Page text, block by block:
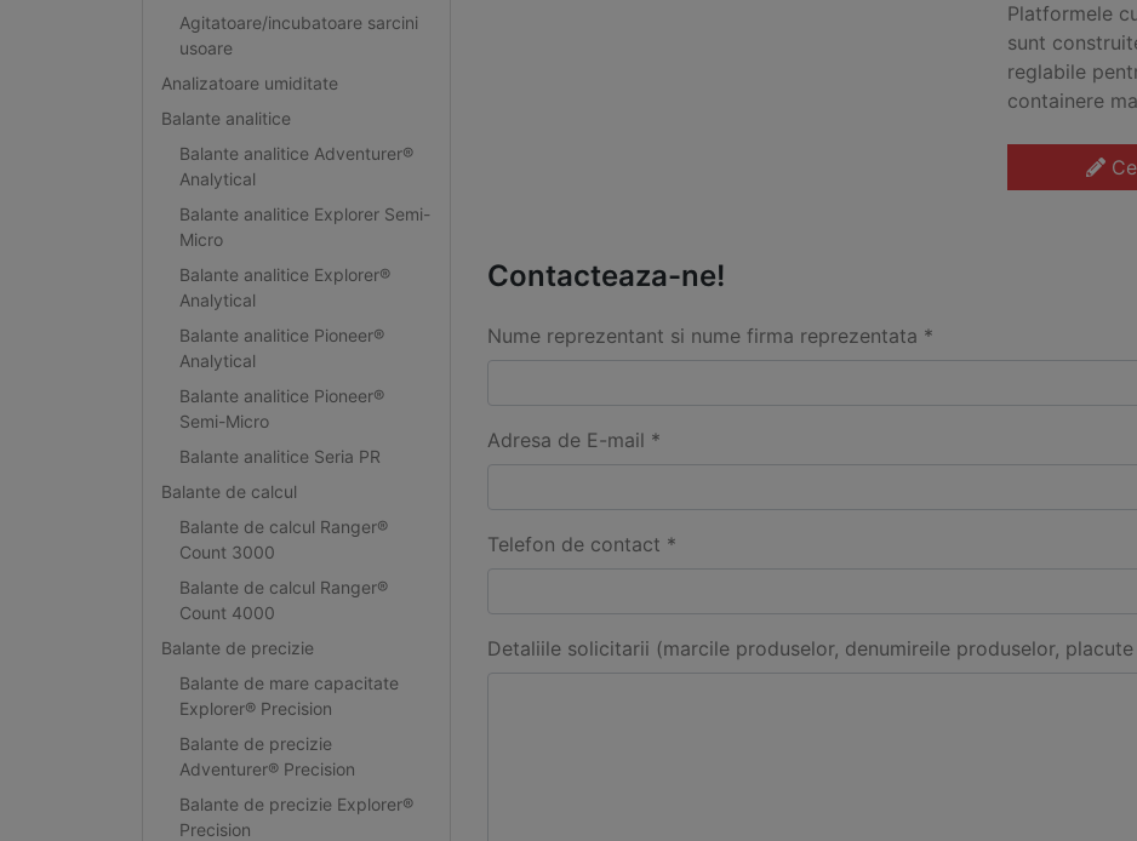
Agitatoare/incubatoare sarcini
usoare
Analizatoare umiditate
Balante analitice
Balante analitice Adventurer®
Analytical
Balante analitice Explorer Semi-
Micro
Balante analitice Explorer®
Analytical
Balante analitice Pioneer®
Analytical
Balante analitice Pioneer®
Semi-Micro
Balante analitice Seria PR
Balante de calcul
Balante de calcul Ranger®
Count 3000
Balante de calcul Ranger®
Count 4000
Balante de precizie
Balante de mare capacitate
Explorer® Precision
Balante de precizie
Adventurer® Precision
Balante de precizie Explorer®
Precision
Platformele
sunt
reglabile
containere
Contacteaza-ne!
Nume reprezentant si nume firma reprezentata *
Adresa de E-mail *
Telefon de contact *
Detaliile solicitarii (marcile produselor, denumireile produselor,